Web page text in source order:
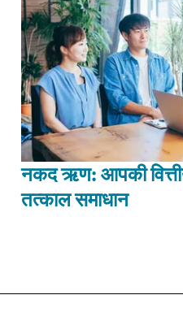
नकद ऋण: आपकी
तत्काल समाधान